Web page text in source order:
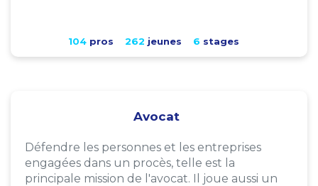
104pros 262 jeunes 6 stages
Avocat
Défendre les personnes et les entreprises
engagées dans un procès, telle est la
principale mission de l'avocat. Il joue aussi un